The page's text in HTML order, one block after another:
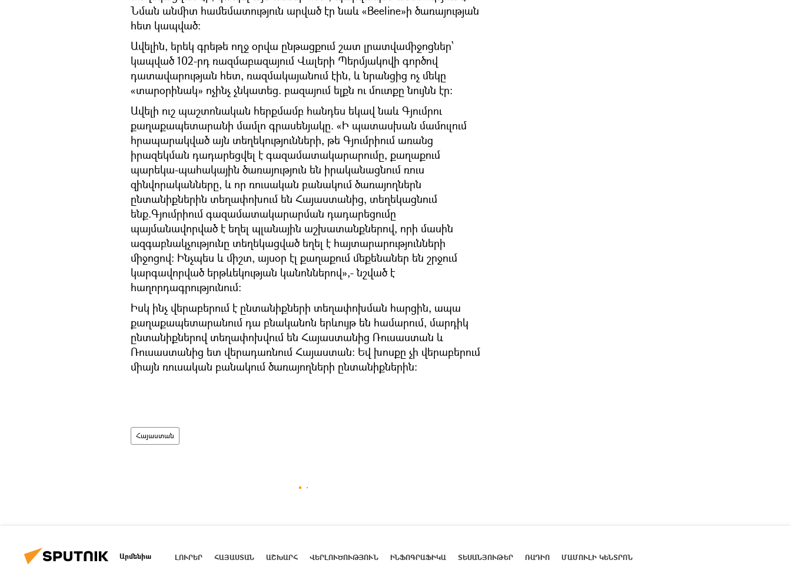
Նման անմիտ համեմատություն արված էր նաև «Beeline»ի ծառայության
հետ կապված:
Ավելին, երեկ գրեթե ողջ օրվա ընթացքում շատ լրատվամիջոցներ՝
կապված 102-րդ ռազմաբազայում Վալերի Պերմյակովի գործով
դատավարության հետ, ռազմակայանում էին, և նրանցից ոչ մեկը
«տարօրինակ» ոչինչ չնկատեց. բազայում ելքն ու մուտքը նույնն էր:
Ավելի ուշ պաշտոնական հերքմամբ հանդես եկավ նաև Գյումրու
քաղաքապետարանի մամլո գրասենյակը. «Ի պատասխան մամուլում
հրապարակված այն տեղեկությունների, թե Գյումրիում առանց
իրազեկման դադարեցվել է գազամատակարարումը, քաղաքում
պարեկա-պահակային ծառայություն են իրականացնում ռուս
զինվորականները, և որ ռուսական բանակում ծառայողներն
ընտանիքներին տեղափոխում են Հայաստանից, տեղեկացնում
ենք.Գյումրիում գազամատակարարման դադարեցումը
պայմանավորված է եղել պլանային աշխատանքներով, որի մասին
ազգաբնակչությունը տեղեկացված եղել է հայտարարությունների
միջոցով: Ինչպես և միշտ, այսօր էլ քաղաքում մեքենաներ են շրջում
կարգավորված երթևեկության կանոններով»,- նշված է
հաղորդագրությունում։
Իսկ ինչ վերաբերում է ընտանիքների տեղափոխման հարցին, ապա
քաղաքապետարանում դա բնականոն երևույթ են համարում, մարդիկ
ընտանիքներով տեղափոխվում են Հայաստանից Ռուսաստան և
Ռուսաստանից ետ վերադառնում Հայաստան: Եվ խոսքը չի վերաբերում
միայն ռուսական բանակում ծառայողների ընտանիքներին։
Հայաստան
Արմենիա ԼՈՒՐԵՐ ՀԱՅԱՍՏԱՆ ԱՇԽԱՐՀ ՎԵՐԼՈՒԾՈՒԹՅՈՒՆ ԻՆՖՈԳՐԱՖԻԿԱ ՏԵՍԱՆՅՈՒԹԵՐ ՌԱԴԻՈ ՄԱՄՈՒԼԻ ԿԵՆՏՐՈՆ